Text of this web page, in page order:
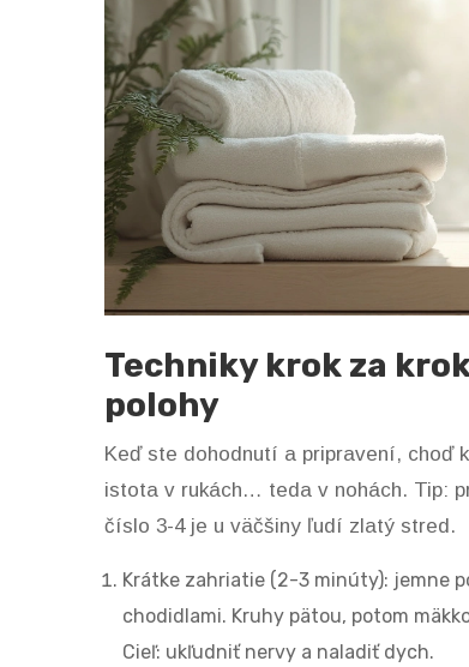
Techniky krok za
polohy
Keď ste dohodnutí a pripravení, choď
istota v rukách… teda v nohách. Tip:
číslo 3-4 je u väčšiny ľudí zlatý stred.
Krátke zahriatie (2-3 minúty): jemne
chodidlami. Kruhy pätou, potom
Cieľ: ukľudniť nervy a naladiť dych.